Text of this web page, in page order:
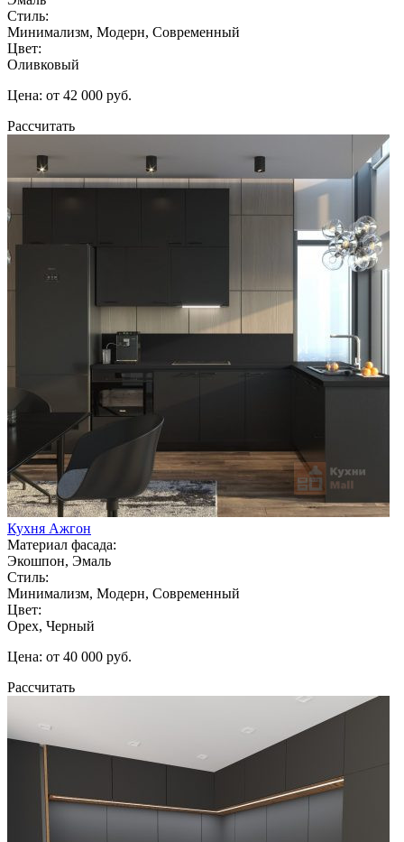
Стиль:
Минимализм, Модерн, Современный
Цвет:
Оливковый
Цена: от 42 000 руб.
Рассчитать
Кухня Ажгон
Материал фасада:
Экошпон, Эмаль
Стиль:
Минимализм, Модерн, Современный
Цвет:
Орех, Черный
Цена: от 40 000 руб.
Рассчитать